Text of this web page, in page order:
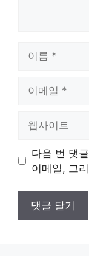
트
다음 번 댓
이메일, 그